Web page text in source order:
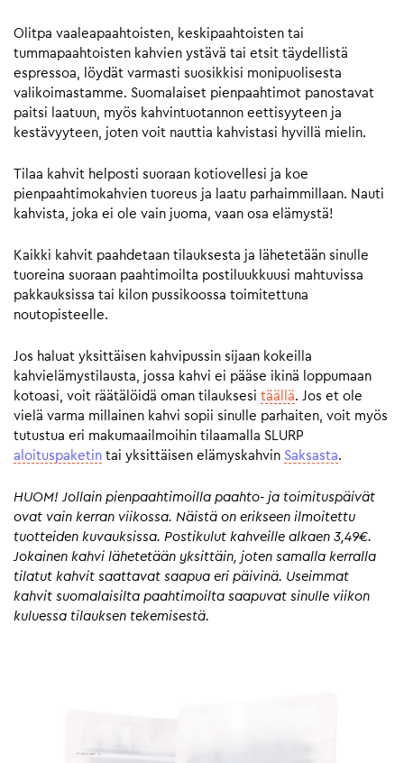
Olitpa vaaleapaahtoisten, keskipaahtoisten tai
tummapaahtoisten kahvien ystävä tai etsit täydellistä
espressoa, löydät varmasti suosikkisi monipuolisesta
valikoimastamme. Suomalaiset pienpaahtimot panostavat
paitsi laatuun, myös kahvintuotannon eettisyyteen ja
kestävyyteen, joten voit nauttia kahvistasi hyvillä mielin.
Tilaa kahvit helposti suoraan kotiovellesi ja koe
pienpaahtimokahvien tuoreus ja laatu parhaimmillaan. Nauti
kahvista, joka ei ole vain juoma, vaan osa elämystä!
Kaikki kahvit paahdetaan tilauksesta ja lähetetään sinulle
tuoreina suoraan paahtimoilta postiluukkuusi mahtuvissa
pakkauksissa tai kilon pussikoossa toimitettuna
noutopisteelle.
Jos haluat yksittäisen kahvipussin sijaan kokeilla
kahvielämystilausta, jossa kahvi ei pääse ikinä loppumaan
kotoasi, voit räätälöidä oman tilauksesi täällä. Jos et ole
vielä varma millainen kahvi sopii sinulle parhaiten, voit myös
tutustua eri makumaailmoihin tilaamalla SLURP
aloituspaketin tai yksittäisen elämyskahvin Saksasta.
HUOM! Jollain pienpaahtimoilla paahto- ja toimituspäivät
ovat vain kerran viikossa. Näistä on erikseen ilmoitettu
tuotteiden kuvauksissa. Postikulut kahveille alkaen 3,49€.
Jokainen kahvi lähetetään yksittäin, joten samalla kerralla
tilatut kahvit saattavat saapua eri päivinä. Useimmat
kahvit suomalaisilta paahtimoilta saapuvat sinulle viikon
kuluessa tilauksen tekemisestä.